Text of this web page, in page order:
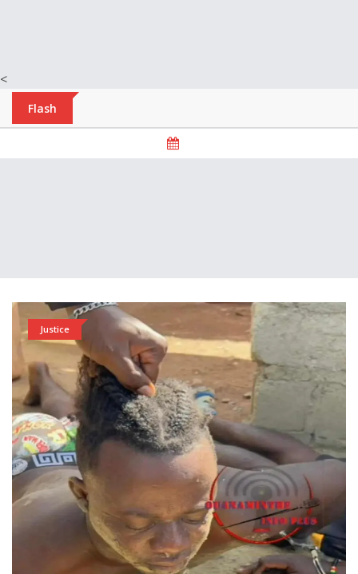
<
Flash
Justice